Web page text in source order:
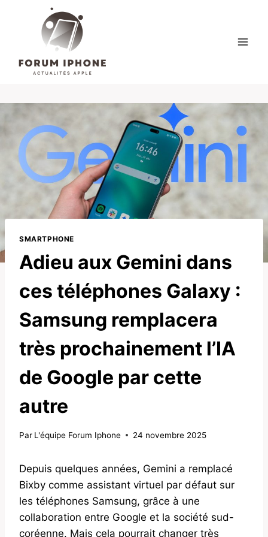
SMARTPHONE
Adieu aux Gemini dans
ces téléphones Galaxy :
Samsung remplacera
très prochainement l’IA
de Google par cette
autre
Par L'équipe Forum Iphone 24 novembre 2025
Depuis quelques années, Gemini a remplacé
Bixby comme assistant virtuel par défaut sur
les téléphones Samsung, grâce à une
collaboration entre Google et la société sud-
coréenne. Mais cela pourrait changer très